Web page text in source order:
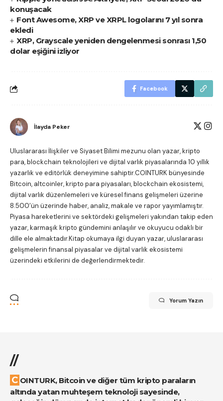
konuşacak
Font Awesome, XRP ve XRPL logolarını 7 yıl sonra
ekledi
XRP, Grayscale yeniden dengelenmesi sonrası 1,50
dolar eşiğini izliyor
Facebook
İlayda Peker
Uluslararası İlişkiler ve Siyaset Bilimi mezunu olan yazar, kripto
para, blockchain teknolojileri ve dijital varlık piyasalarında 10 yıllık
yazarlık ve editörlük deneyimine sahiptir.COINTURK bünyesinde
Bitcoin, altcoinler, kripto para piyasaları, blockchain ekosistemi,
dijital varlık düzenlemeleri ve küresel finans gelişmeleri üzerine
8.500’ün üzerinde haber, analiz, makale ve rapor yayımlamıştır.
Piyasa hareketlerini ve sektördeki gelişmeleri yakından takip eden
yazar, karmaşık kripto gündemini anlaşılır ve okuyucu odaklı bir
dille ele almaktadır.Kitap okumaya ilgi duyan yazar, uluslararası
gelişmelerin finansal piyasalar ve dijital varlık ekosistemi
üzerindeki etkilerini de değerlendirmektedir.
Yorum Yazın
//
COINTURK, Bitcoin ve diğer tüm kripto paraların
altında yatan muhteşem teknoloji sayesinde,